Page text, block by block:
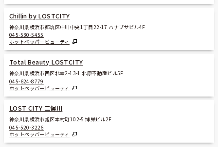
Chillin by LOSTCITY
神奈川県横浜市都筑区中川中央1丁目22-17 ハナブサビル4F
045-530-5455
ホットペッパービューティ
Total Beauty LOSTCITY
神奈川県横浜市西区北幸2-13-1 北原不動産ビル5F
045-624-8779
ホットペッパービューティ
LOST CITY 二俣川
神奈川県横浜市旭区本村町102-5 博栄ビル2F
045-520-3226
ホットペッパービューティ